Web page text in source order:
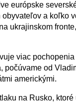
európske
a koľko
ukrajinskom
viac
počúvame od
americkými.
na Rusko,